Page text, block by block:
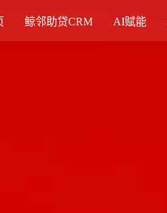
鲸邻助贷CRM AI赋能